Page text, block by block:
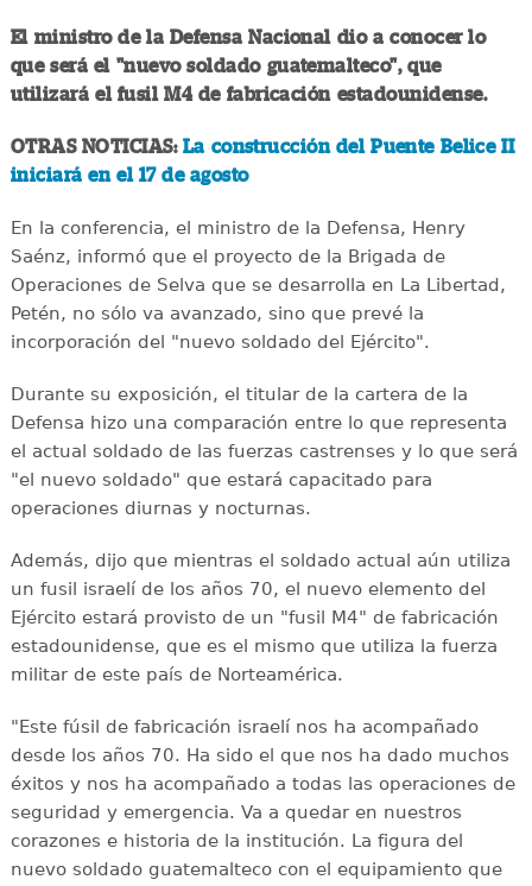
El ministro de la Defensa Nacional dio a conocer lo
que será el "nuevo soldado guatemalteco", que
utilizará el fusil M4 de fabricación estadounidense.
OTRAS NOTICIAS:La construcción del Puente Belice II
iniciará en el 17 de agosto
En la conferencia, el ministro de la Defensa, Henry
Saénz, informó que el proyecto de la Brigada de
Operaciones de Selva que se desarrolla en La Libertad,
Petén, no sólo va avanzado, sino que prevé la
incorporación del "nuevo soldado del Ejército".
Durante su exposición, el titular de la cartera de la
Defensa hizo una comparación entre lo que representa
el actual soldado de las fuerzas castrenses y lo que será
"el nuevo soldado" que estará capacitado para
operaciones diurnas y nocturnas.
Además, dijo que mientras el soldado actual aún utiliza
un fusil israelí de los años 70, el nuevo elemento del
Ejército estará provisto de un "fusil M4" de fabricación
estadounidense, que es el mismo que utiliza la fuerza
militar de este país de Norteamérica.
"Este fúsil de fabricación israelí nos ha acompañado
desde los años 70. Ha sido el que nos ha dado muchos
éxitos y nos ha acompañado a todas las operaciones de
seguridad y emergencia. Va a quedar en nuestros
corazones e historia de la institución. La figura del
nuevo soldado guatemalteco con el equipamiento que